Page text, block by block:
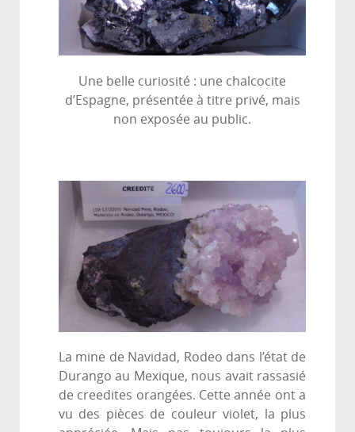
Une belle curiosité : une chalcocite
d’Espagne, présentée à titre privé, mais
non exposée au public.
La mine de Navidad, Rodeo dans l’état de
Durango au Mexique, nous avait rassasié
de creedites orangées. Cette année ont a
vu des pièces de couleur violet, la plus